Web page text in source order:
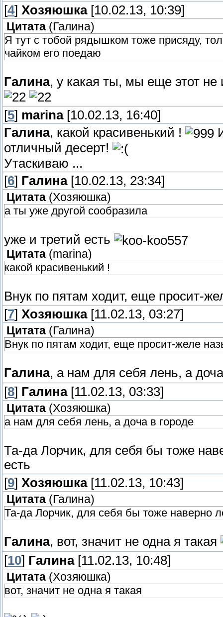
[4] Хозяюшка[10.02.13, 10:39]
Цитата ( Галина)
Я тут с тобой рядышком тоже присяду,
чайком его поедаю
Галина, у какая ты, мы еще этот не
[5] marina[10.02.13, 16:40]
Галина, какой красивенький !
отличный десерт!
Утаскиваю ...
[6] Галина[10.02.13, 23:34]
Цитата (Хозяюшка)
а ты уже другой сообразила
уже и третий есть
Цитата (marina)
какой красивенький !
Внук по пятам ходит, еще просит-
[7] Хозяюшка[11.02.13, 03:27]
Цитата ( Галина)
Внук по пятам ходит, еще просит-желе
Галина, а нам для себя лень, а
[8] Галина[11.02.13, 03:33]
Цитата (Хозяюшка)
а нам для себя лень, а доча в городе
Та-да Лорчик, для себя бы тоже
есть
[9] Хозяюшка[11.02.13, 10:43]
Цитата ( Галина)
Та-да Лорчик, для себя бы тоже наверно
Галина, вот, значит не одна я такая
[10] Галина[11.02.13, 10:48]
Цитата (Хозяюшка)
вот, значит не одна я такая